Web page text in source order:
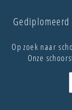
Op zoek naar
Onze